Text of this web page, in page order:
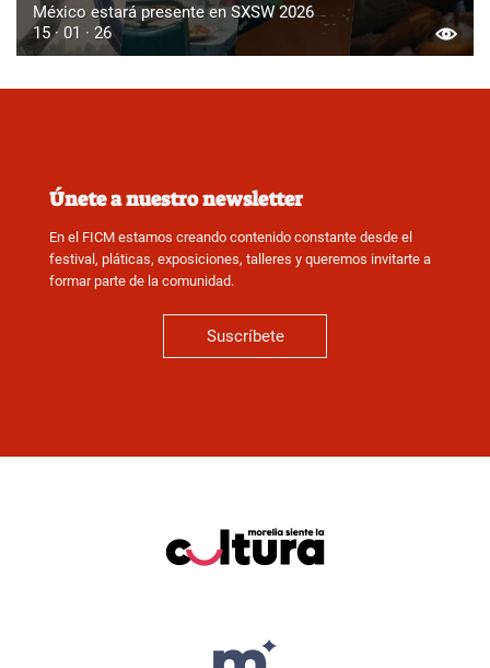
México estará presente en SXSW 2026
15 · 01 · 26
Únete a nuestro newsletter
En el FICM estamos creando contenido constante desde el
festival, pláticas, exposiciones, talleres y queremos invitarte a
formar parte de la comunidad.
Suscríbete